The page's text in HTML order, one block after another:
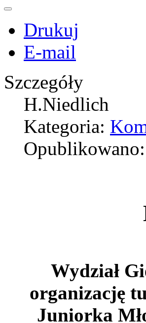
Drukuj
E-mail
Szczegóły
H.Niedlich
Kategoria:
Wydział
organizację
Juniorka